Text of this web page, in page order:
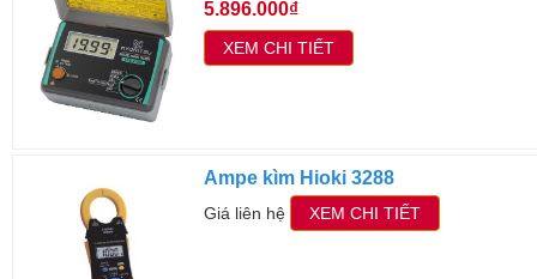
5.896.000₫
XEM CHI TIẾT
Ampe kìm Hioki 3288
Giá liên hệ XEM CHI TIẾT